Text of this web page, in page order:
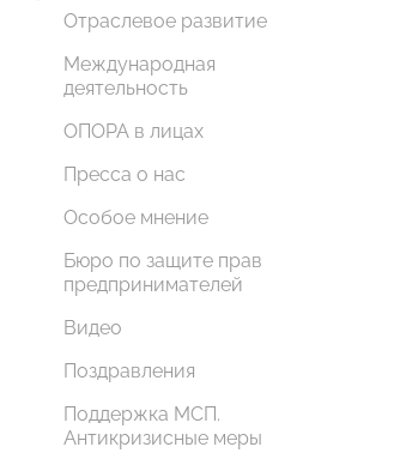
Отраслевое развитие
Международная
деятельность
ОПОРА в лицах
Пресса о нас
Особое мнение
Бюро по защите прав
предпринимателей
Видео
Поздравления
Поддержка МСП.
Антикризисные меры